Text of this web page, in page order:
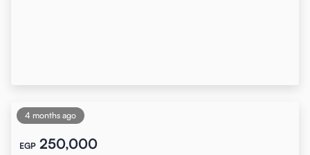
4 months ago
EGP 250,000